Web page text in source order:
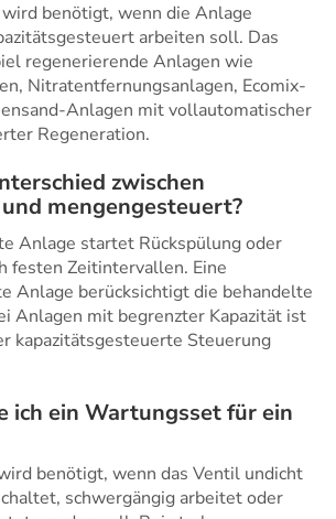
benötigt, wenn die Anlage
arbeiten soll. Das
regenerierende Anlagen wie
Nitratentfernungsanlagen, Ecomix-
Anlagen mit vollautomatischer
Regeneration.
zwischen
mengengesteuert?
Anlage startet Rückspülung oder
festen Zeitintervallen. Eine
Anlage berücksichtigt die behandelte
Anlagen mit begrenzter Kapazität ist
kapazitätsgesteuerte Steuerung
ich ein Wartungsset für ein
benötigt, wenn das Ventil undicht
schwergängig arbeitet oder